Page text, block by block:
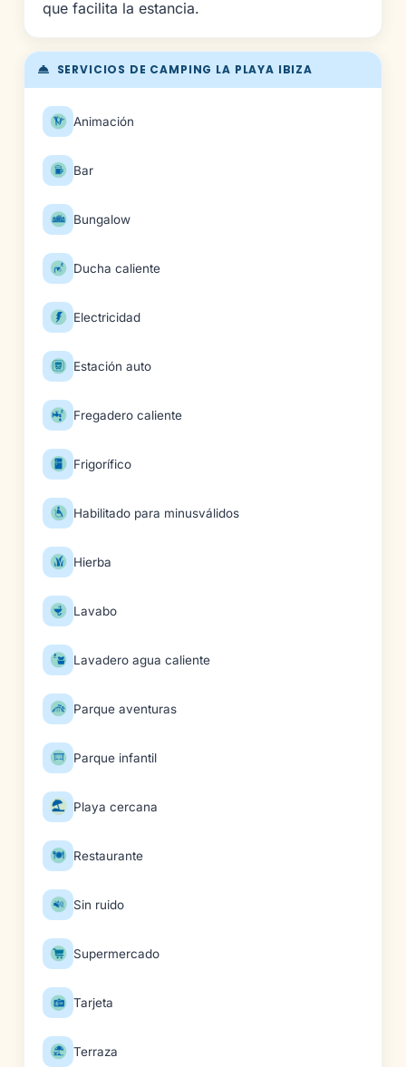
SERVICIOS DE CAMPING LA PLAYA IBIZA
Animación
Bar
Bungalow
Ducha caliente
Electricidad
Estación auto
Fregadero caliente
Frigorífico
Habilitado para minusválidos
Hierba
Lavabo
Lavadero agua caliente
Parque aventuras
Parque infantil
Playa cercana
Restaurante
Sin ruido
Supermercado
Tarjeta
Terraza
que facilita la estancia.